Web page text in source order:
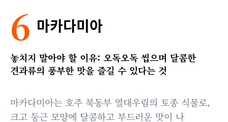
6 마카다미아
놓치지 말아야 할 이유: 오독오독 씹으며 달콤한
견과류의 풍부한 맛을 즐길 수 있다는 것
마카다미아는 호주 북동부 열대우림의 토종 식물로,
크고 둥근 모양에 달콤하고 부드러운 맛이 나